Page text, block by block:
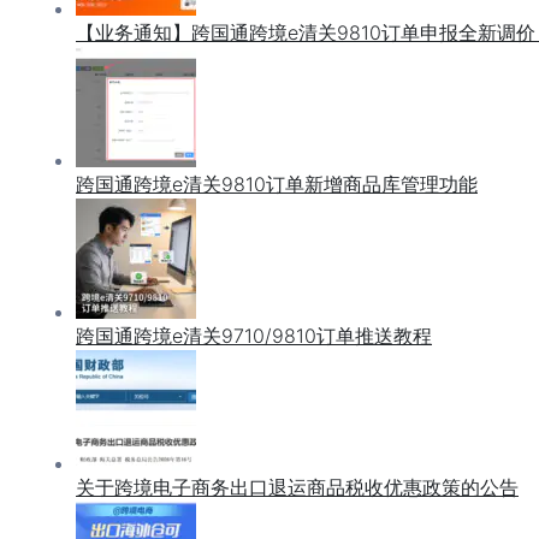
【业务通知】跨国通跨境e清关9810订单申报全新调
跨国通跨境e清关9810订单新增商品库管理功能
跨国通跨境e清关9710/9810订单推送教程
关于跨境电子商务出口退运商品税收优惠政策的公告